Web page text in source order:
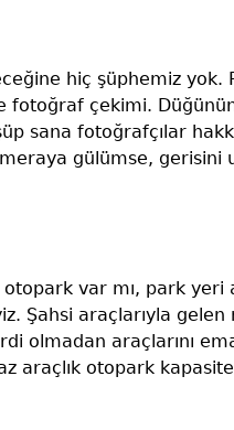
hiç şüphemiz yok.
fotoğraf çekimi.
sana fotoğrafçılar
gülümse, gerisini
var mı, park yeri
Şahsi araçlarıyla
olmadan araçlarını
araçlık otopark